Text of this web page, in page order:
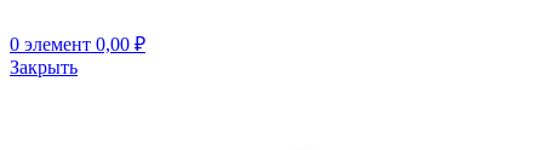
0 элемент 0,00 ₽
Закрыть